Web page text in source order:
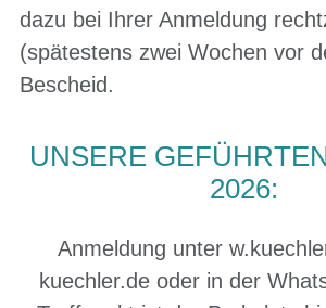
dazu bei Ihrer Anmeldung
(spätestens zwei Wochen vor
Bescheid.
UNSERE
2026:
Anmeldung unter
kuechler.de oder in der